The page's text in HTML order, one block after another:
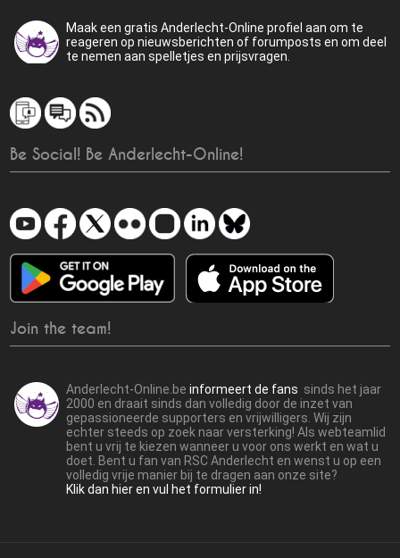
Maak een gratis Anderlecht-Online profiel aan om te
reageren op nieuwsberichten of forumposts en om deel
te nemen aan spelletjes en prijsvragen.
Be Social! Be Anderlecht-Online!
Join the team!
Anderlecht-Online.beinformeert de fans sinds het jaar
2000 en draait sinds dan volledig door de inzet van
gepassioneerde supporters en vrijwilligers. Wij zijn
echter steeds op zoek naar versterking! Als webteamlid
bent u vrij te kiezen wanneer u voor ons werkt en wat u
doet. Bent u fan van RSC Anderlecht en wenst u op een
volledig vrije manier bij te dragen aan onze site?
Klik dan hier en vul het formulier in!